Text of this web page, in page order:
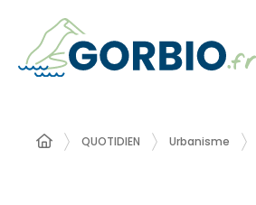
QUOTIDIEN Urbanisme